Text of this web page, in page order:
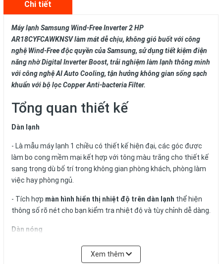
Chi tiết
Máy lạnh Samsung Wind-Free Inverter 2 HP
AR18CYFCAWKNSV làm mát dễ chịu, không gió buốt với công
nghệ Wind-Free độc quyền của Samsung, sử dụng tiết kiệm điện
năng nhờ Digital Inverter Boost, trải nghiệm làm lạnh thông minh
với công nghệ AI Auto Cooling, tận hưởng không gian sống sạch
khuẩn với bộ lọc Copper Anti-bacteria Filter.
Tổng quan thiết kế
Dàn lạnh
- Là mẫu máy lạnh 1 chiều có thiết kế hiện đại, các góc được
làm bo cong mềm mại kết hợp với tông màu trắng cho thiết kế
sang trọng dù bố trí trong không gian phòng khách, phòng làm
việc hay phòng ngủ.
- Tích hợp màn hình hiển thị nhiệt độ trên dàn lạnh thể hiện
thông số rõ nét cho bạn kiểm tra nhiệt độ và tùy chỉnh dễ dàng.
Dàn nóng
- Kiểu dáng hình khối được làm vững chắc, cứng cáp, sử
ống dẫn gas bằng nhôm, lá tản nhiệt bằng nhôm
Xem thêm